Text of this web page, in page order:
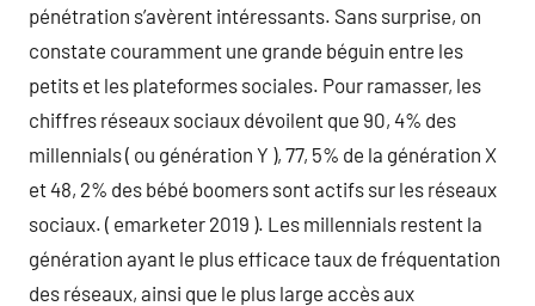
pénétration s’avèrent intéressants. Sans surprise, on
constate couramment une grande béguin entre les
petits et les plateformes sociales. Pour ramasser, les
chiffres réseaux sociaux dévoilent que 90, 4% des
millennials ( ou génération Y ), 77, 5% de la génération X
et 48, 2% des bébé boomers sont actifs sur les réseaux
sociaux. ( emarketer 2019 ). Les millennials restent la
génération ayant le plus efficace taux de fréquentation
des réseaux, ainsi que le plus large accès aux